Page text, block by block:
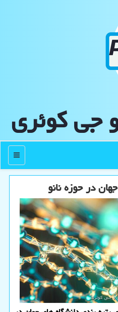
جی كوئری
منو
در حوزه نانو